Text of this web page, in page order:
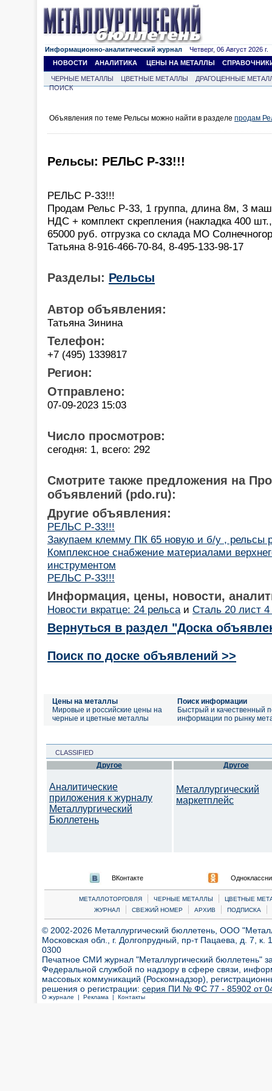
Информационно-аналитический журнал Четверг, 06 Август 2026 г.
НОВОСТИ
АНАЛИТИКА ЦЕНЫ НА МЕТАЛЛЫ
ЧЕРНЫЕ МЕТАЛЛЫ ЦВЕТНЫЕ МЕТАЛЛЫ
ДРАГОЦЕННЫЕ
ПОИСК
Объявления по теме Рельсы можно найти в разделе продам
Рельсы: РЕЛЬС Р-33!!!
РЕЛЬС Р-33!!!
Продам Рельс Р-33, 1 группа, длина 8м, 3
НДС + комплект скрепления (накладка 400
65000 руб. отгрузка со склада МО
Татьяна 8-916-466-70-84, 8-495-133-98-17
Разделы: Рельсы
Автор объявления:
Татьяна Зинина
Телефон:
+7 (495) 1339817
Регион:
Отправлено:
07-09-2023 15:03
Число просмотров:
сегодня: 1, всего: 292
Смотрите также предложения на
объявлений (pdo.ru):
Другие объявления:
РЕЛЬС Р-33!!!
Закупаем клемму ПК 65 новую и б/у , рельсы
Комплексное снабжение материалами
инструментом
РЕЛЬС Р-33!!!
Информация, цены, новости,
Новости вкратце: 24 рельса и Сталь 20 лист 4
Вернуться в раздел "Доска
Поиск по доске объявлений >>
Цены на металлы
Мировые и российские цены на
черные и цветные металлы
Поиск информации
Быстрый и качественный
информации по рынку
CLASSIFIED
Другое
Аналитические
приложения к журналу
Металлургический
Бюллетень
Другое
Металлургический
маркетплейс
ВКонтакте
МЕТАЛЛОТОРГОВЛЯ | ЧЕРНЫЕ МЕТАЛЛЫ |
ЦВЕТНЫЕ
ЖУРНАЛ
| СВЕЖИЙ НОМЕР | АРХИВ | ПОДПИСКА |
© 2002-2026 Металлургический бюллетень, ООО
Московская обл., г. Долгопрудный, пр-т Пацаева, д. 7,
0300
Печатное СМИ журнал "Металлургический бюллетень"
Федеральной службой по надзору в сфере связи,
массовых коммуникаций (Роскомнадзор),
решения о регистрации: серия ПИ № ФС 77 - 85902 от 04
О журнале | Реклама | Контакты